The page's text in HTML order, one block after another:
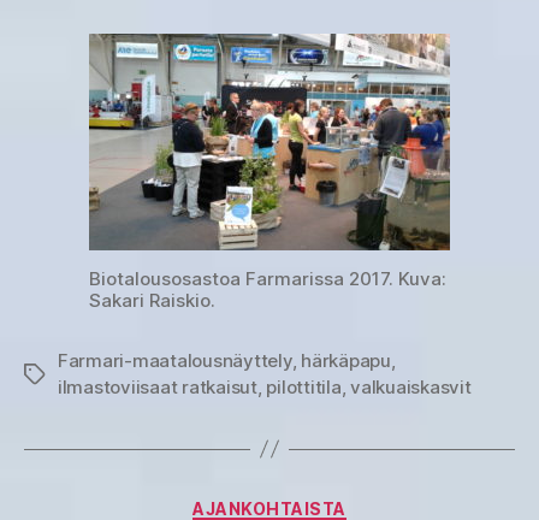
Biotalousosastoa Farmarissa 2017. Kuva:
Sakari Raiskio.
Avainsanat
Farmari-maatalousnäyttely, härkäpapu
ilmastoviisaat ratkaisut, pilottitila ,valkuaiskasvit
Kategoriat
AJANKOHTAISTA